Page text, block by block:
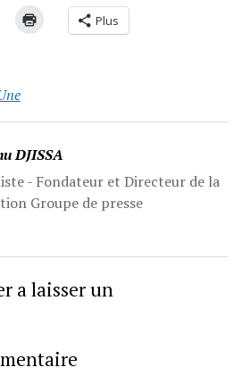
Plus
DJISSA
- Fondateur et Directeur de la
Groupe de presse
a laisser un